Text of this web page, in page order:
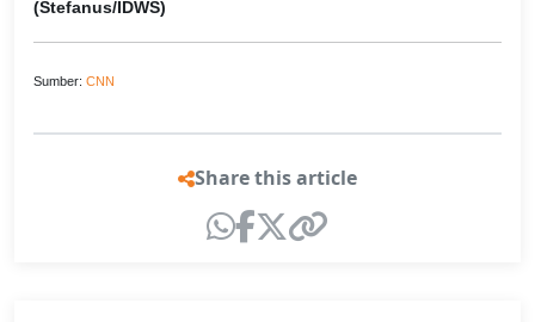
(Stefanus/IDWS)
Sumber: CNN
Share this article